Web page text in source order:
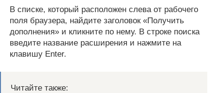
В списке, который расположен слева от рабочего
поля браузера, найдите заголовок «Получить
дополнения» и кликните по нему. В строке поиска
введите название расширения и нажмите на
клавишу Enter.
Читайте также: